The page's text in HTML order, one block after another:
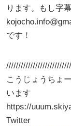
ります。もし字
です！
こうじょうちょ
います
https://
Twitter